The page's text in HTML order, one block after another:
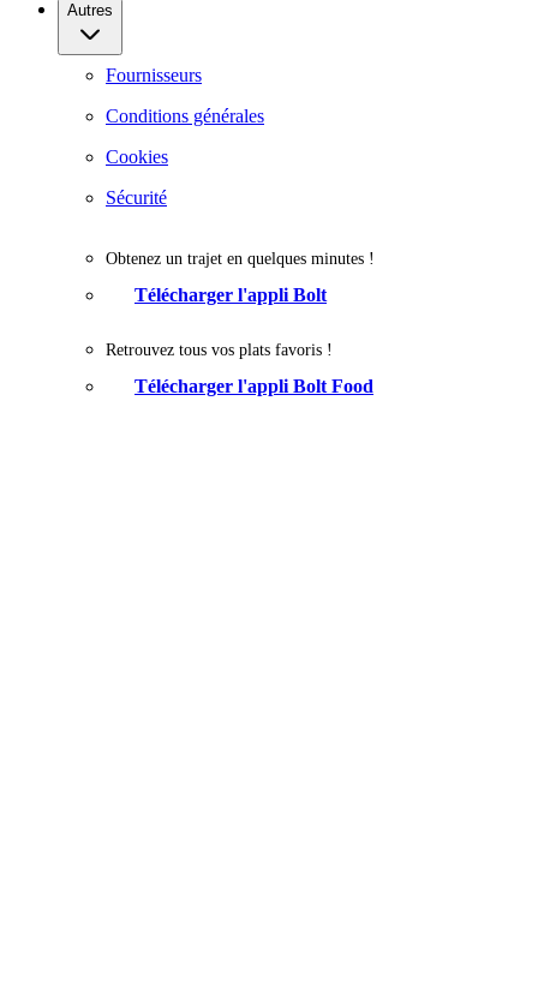
Autres
Fournisseurs
Conditions générales
Cookies
Sécurité
Obtenez un trajet en quelques minutes !
Télécharger l'appli Bolt
Retrouvez tous vos plats favoris !
Télécharger l'appli Bolt Food